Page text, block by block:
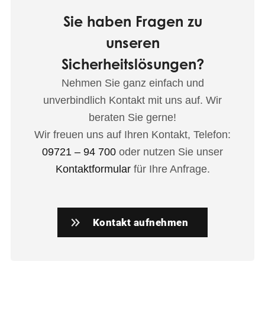
Sie haben Fragen zu
unseren
Sicherheitslösungen?
Nehmen Sie ganz einfach und
unverbindlich Kontakt mit uns auf. Wir
beraten Sie gerne!
Wir freuen uns auf Ihren Kontakt, Telefon:
09721 – 94 700 oder nutzen Sie unser
Kontaktformularfür Ihre Anfrage.
Kontakt aufnehmen